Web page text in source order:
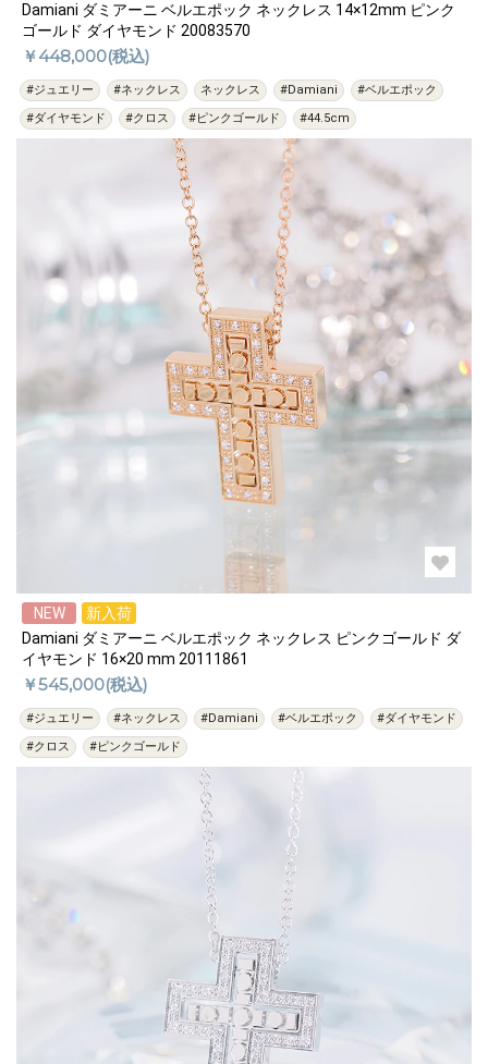
Damiani ダミアーニ ベルエポック ネックレス 14×12mm ピンク
ゴールド ダイヤモンド 20083570
￥448,000(税込)
#ジュエリー #ネックレス ネックレス #Damiani
#ベルエポック
#ダイヤモンド
#クロス #ピンクゴールド #44.5cm
NEW
新入荷
Damiani ダミアーニ ベルエポック ネックレス ピンクゴールド ダ
イヤモンド 16×20 mm 20111861
￥545,000(税込)
#ジュエリー #ネックレス #Damiani #ベルエポック
#ダイヤモンド
#クロス
#ピンクゴールド